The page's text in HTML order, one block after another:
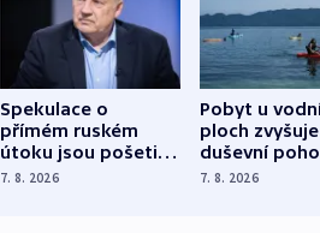
Spekulace o
přímém ruském
útoku jsou pošetilé,
míní estonský
7. 8. 2026
Pobyt u
ploch zvyšuje
duševní
ukázala
7. 8. 2026